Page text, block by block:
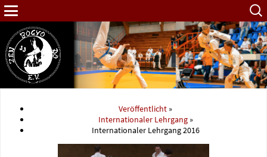
Suche
nach:
Veröffentlicht »
Internationaler Lehrgang »
Internationaler Lehrgang 2016